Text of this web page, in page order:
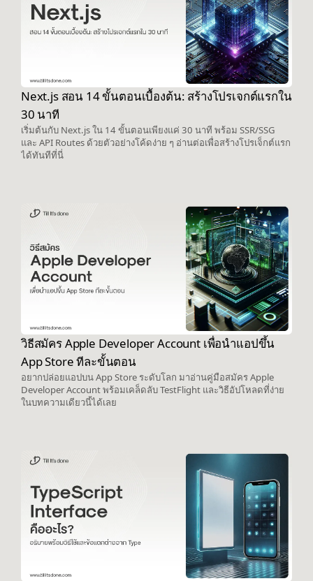
Next.js สอน 14 ขั้นตอนเบื้องต้น: สร้างโปรเจกต์แรกใน
30 นาที
เริ่มต้นกับ Next.js ใน 14 ขั้นตอนเพียงแค่ 30 นาที พร้อม SSR/SSG
และ API Routes ด้วยตัวอย่างโค้ดง่าย ๆ อ่านต่อเพื่อสร้างโปรเจ็กต์แรก
ได้ทันทีที่นี่
วิธีสมัคร Apple Developer Account เพื่อนำแอปขึ้น
App Store ทีละขั้นตอน
อยากปล่อยแอปบน App Store ระดับโลก มาอ่านคู่มือสมัคร Apple
Developer Account พร้อมเคล็ดลับ TestFlight และวิธีอัปโหลดที่ง่าย
ในบทความเดียวนี้ได้เลย